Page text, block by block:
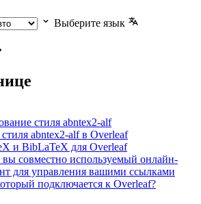
Выберите язык
стиля abntex2-alf
abntex2-alf в Overleaf
и BibLaTeX для Overleaf
совместно используемый онлайн-
для управления вашими ссылками
подключается к Overleaf?